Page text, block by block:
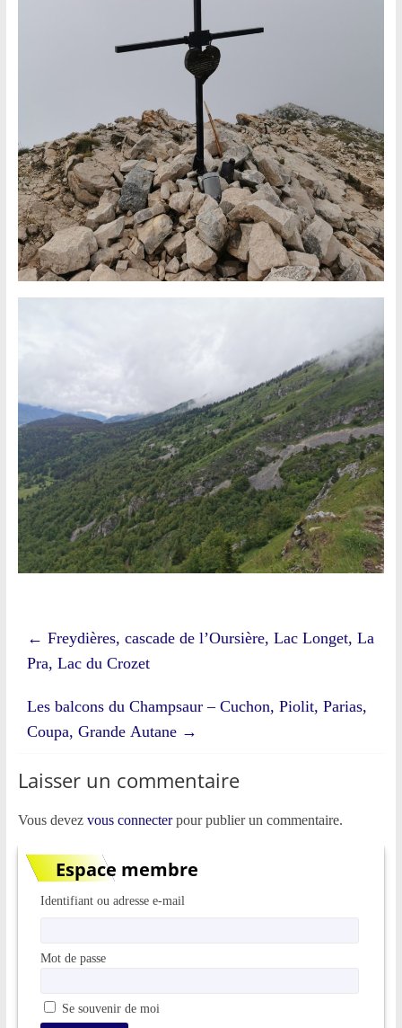
← Freydières, cascade de l’Oursière, Lac Longet, La
Pra, Lac du Crozet
Les balcons du Champsaur – Cuchon, Piolit, Parias,
Coupa, Grande Autane →
Laisser un commentaire
Vous devez vous connecterpour publier un commentaire.
Espace membre
Identifiant ou adresse e-mail
Mot de passe
Se souvenir de moi